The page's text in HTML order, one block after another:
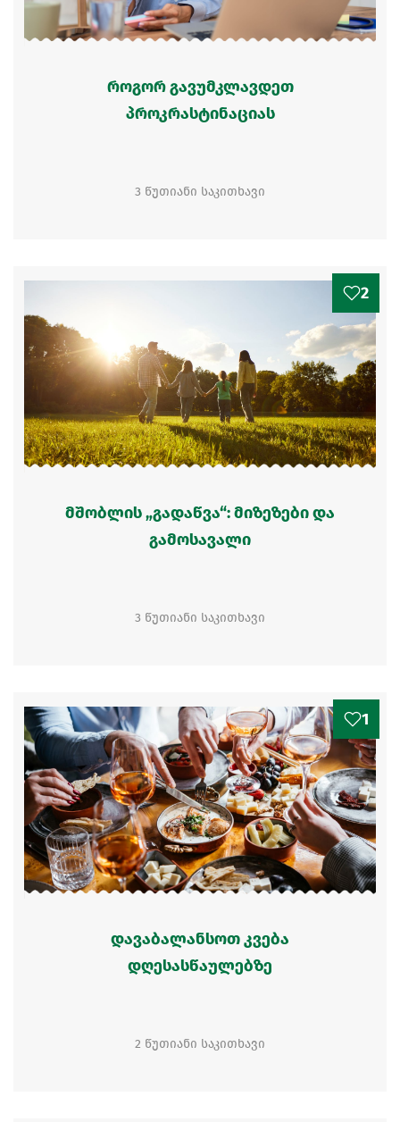
როგორ გავუმკლავდეთ
პროკრასტინაციას
3 წუთიანი საკითხავი
2
მშობლის „გადაწვა“: მიზეზები და
გამოსავალი
3 წუთიანი საკითხავი
1
დავაბალანსოთ კვება
დღესასწაულებზე
2 წუთიანი საკითხავი